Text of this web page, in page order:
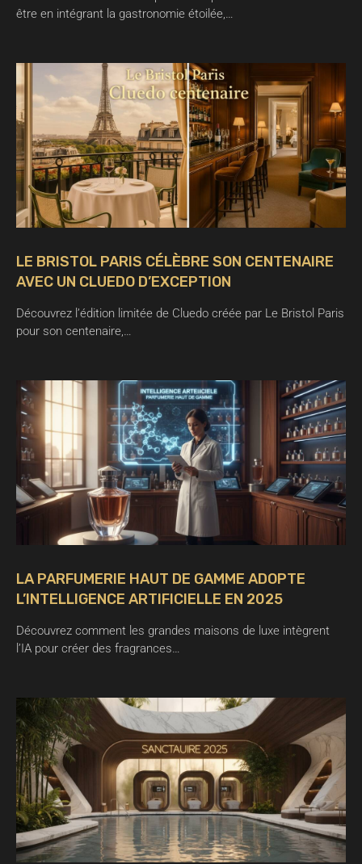
être en intégrant la gastronomie étoilée,…
LE BRISTOL PARIS CÉLÈBRE SON CENTENAIRE
AVEC UN CLUEDO D’EXCEPTION
Découvrez l’édition limitée de Cluedo créée par Le Bristol Paris
pour son centenaire,…
LA PARFUMERIE HAUT DE GAMME ADOPTE
L’INTELLIGENCE ARTIFICIELLE EN 2025
Découvrez comment les grandes maisons de luxe intègrent
l’IA pour créer des fragrances…